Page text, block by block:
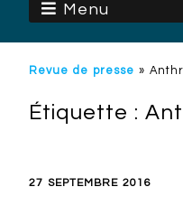
Menu
Revue de presse »
Étiquette :
27 SEPTEMBRE 2016